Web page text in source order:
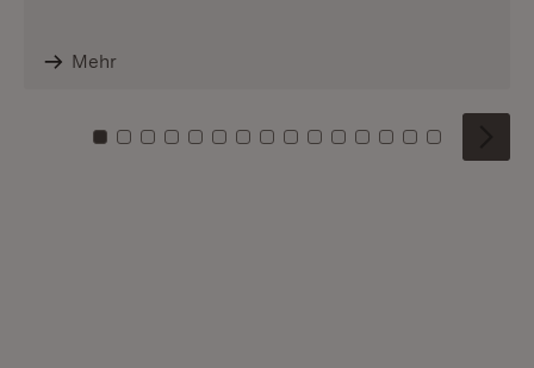
Mehr
Zu Kachel: 0
Zu Kachel: 1
Zu Kachel: 2
Zu Kachel: 3
Zu Kachel: 4
Zu Kachel: 5
Zu Kachel: 6
Zu Kachel: 7
Zu Kachel: 8
Zu Kachel: 9
Zu Kachel: 10
Zu Kachel: 11
Zu Kachel: 12
Zu Kachel:
Zu